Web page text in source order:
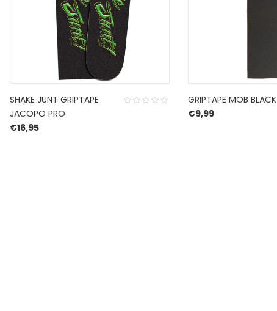
SHAKE JUNT GRIPTAPE
JACOPO PRO
€16,95
GRIPTAPE MOB BLACK
€9,99